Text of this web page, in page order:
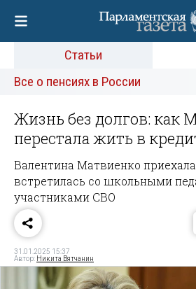
Статьи
Все о пенсиях в России
Жизнь без долгов: как
перестала жить в
Валентина Матвиенко
встретилась со школьными
участниками СВО
31.01.2025 15:37
Автор: Никита Вятчанин